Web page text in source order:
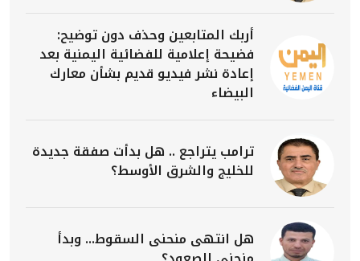
أربك المتابعين وحذف دون توضيح:
فضيحة إعلامية للفضائية اليمنية بعد
إعادة نشر فيديو قديم بشأن معارك
البيضاء
ترامب يتراجع .. هل بدأت صفقة جديدة
للخليج والشرق الأوسط؟
هل انتهى منحنى السقوط... وبدأ